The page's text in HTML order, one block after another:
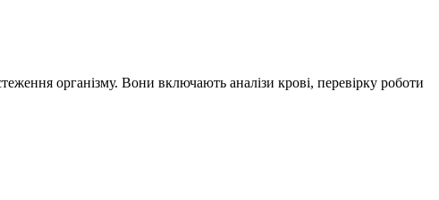
організму. Вони включають аналізи крові, перевірку роботи